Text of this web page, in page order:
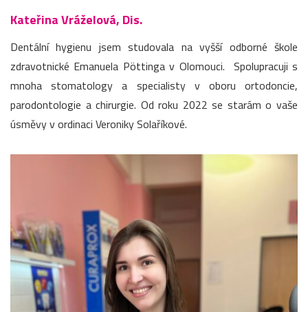
Kateřina Vráželová, Dis.
Dentální hygienu jsem studovala na vyšší odborné škole
zdravotnické Emanuela Pöttinga v Olomouci. Spolupracuji s
mnoha stomatology a specialisty v oboru ortodoncie,
parodontologie a chirurgie. Od roku 2022 se starám o vaše
úsměvy v ordinaci Veroniky Solaříkové.